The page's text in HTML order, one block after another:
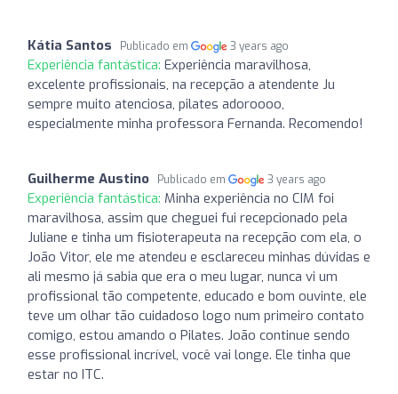
Kátia Santos Publicado em 3 years ago
Experiência fantástica: Experiência maravilhosa,
excelente profissionais, na recepção a atendente Ju
sempre muito atenciosa, pilates adoroooo,
especialmente minha professora Fernanda. Recomendo!
Guilherme Austino Publicado em 3 years ago
Experiência fantástica: Minha experiência no CIM foi
maravilhosa, assim que cheguei fui recepcionado pela
Juliane e tinha um fisioterapeuta na recepção com ela, o
João Vitor, ele me atendeu e esclareceu minhas dúvidas e
ali mesmo já sabia que era o meu lugar, nunca vi um
profissional tão competente, educado e bom ouvinte, ele
teve um olhar tão cuidadoso logo num primeiro contato
comigo, estou amando o Pilates. João continue sendo
esse profissional incrível, você vai longe. Ele tinha que
estar no ITC.